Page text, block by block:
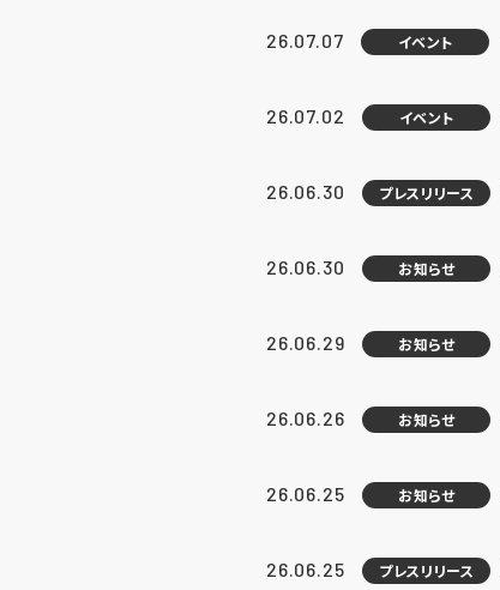
26.07.07 イベント
26.07.02 イベント
26.06.30 プレスリリース
26.06.30 お知らせ
26.06.29 お知らせ
26.06.26 お知らせ
26.06.25 お知らせ
26.06.25 プレスリリース